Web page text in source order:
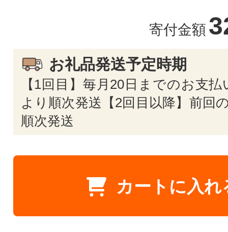
寄付金額
お礼品発送予定時期
【1回目】毎月20日までのお支
より順次発送【2回目以降】前回
順次発送
カートに入れ